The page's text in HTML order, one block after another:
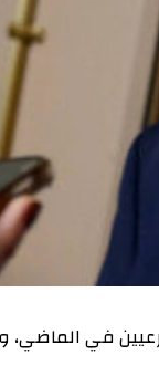
في الماضي، وعارض